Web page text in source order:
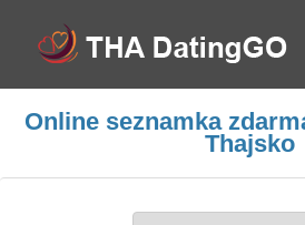
Online seznamka
Thajsko